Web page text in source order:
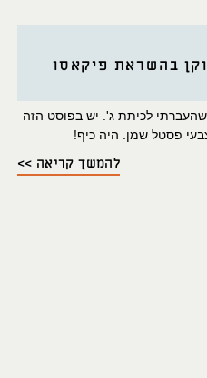
בהשראת פיקאסו
לכיתת ג'. יש בפוסט הזה
פסטל שמן. היה כיף!
להמשך קריאה >>